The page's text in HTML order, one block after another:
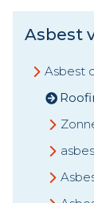
Asbest
Asbest